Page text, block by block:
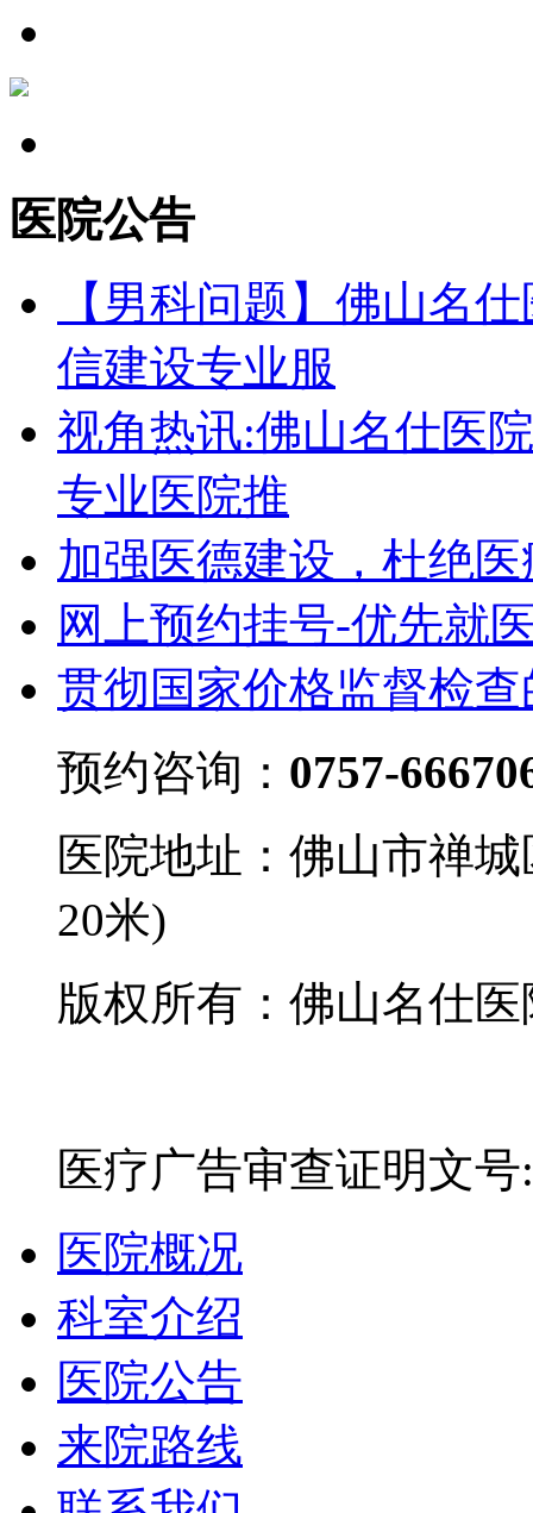
医院公告
【男科问题】佛山名
信建设专业服
视角热讯:佛山名仕医
专业医院推
加强医德建设，杜绝
网上预约挂号-优先就
贯彻国家价格监督检
预约咨询： 0757-
医院地址：佛山市禅
20米)
版权所有：佛山名仕
医疗广告审查证明文
医院概况
科室介绍
医院公告
来院路线